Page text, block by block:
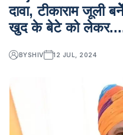
दावा, टीकाराम जूली
खुद के बेटे को
BYSHIV 12 JUL, 2024